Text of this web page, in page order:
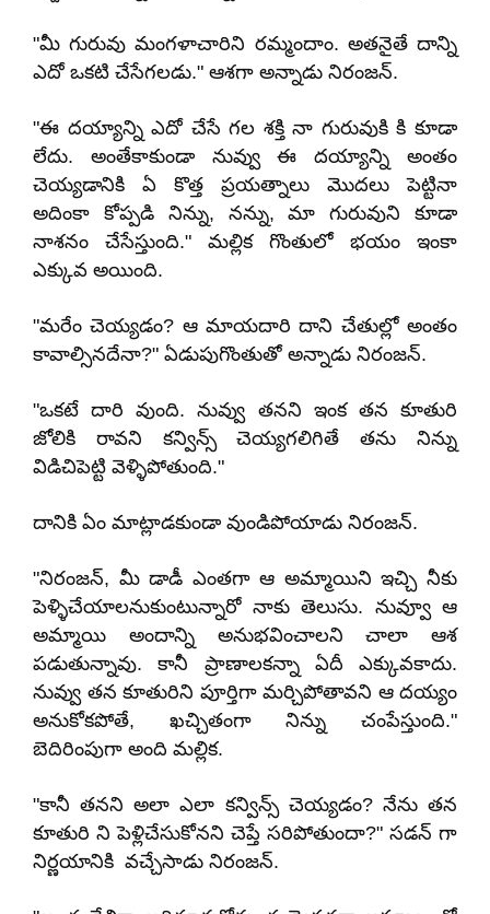
"మీ గురువు మంగళాచారిని రమ్మందాం. అతనైతే దాన్ని
ఎదో ఒకటి చేసేగలడు." ఆశగా అన్నాడు నిరంజన్.
"ఈ దయ్యాన్ని ఎదో చేసే గల శక్తి నా గురువుకి కి కూడా
లేదు. అంతేకాకుండా నువ్వు ఈ దయ్యాన్ని అంతం
చెయ్యడానికి ఏ కొత్త ప్రయత్నాలు మొదలు పెట్టినా
అదింకా కోప్పడి నిన్ను, నన్ను, మా గురువుని కూడా
నాశనం చేసేస్తుంది." మల్లిక గొంతులో భయం ఇంకా
ఎక్కువ అయింది.
"మరేం చెయ్యడం? ఆ మాయదారి దాని చేతుల్లో అంతం
కావాల్సినదేనా?" ఏడుపుగొంతుతో అన్నాడు నిరంజన్.
"ఒకటే దారి వుంది. నువ్వు తనని ఇంక తన కూతురి
జోలికి రావని కన్విన్స్ చెయ్యగలిగితే తను నిన్ను
విడిచిపెట్టి వెళ్ళిపోతుంది."
దానికి ఏం మాట్లాడకుండా వుండిపోయాడు నిరంజన్.
"నిరంజన్, మీ డాడీ ఎంతగా ఆ అమ్మాయిని ఇచ్చి నీకు
పెళ్ళిచేయాలనుకుంటున్నారో నాకు తెలుసు. నువ్వూ ఆ
అమ్మాయి అందాన్ని అనుభవించాలని చాలా ఆశ
పడుతున్నావు. కానీ ప్రాణాలకన్నా ఏదీ ఎక్కువకాదు.
నువ్వు తన కూతురిని పూర్తిగా మర్చిపోతావని ఆ దయ్యం
అనుకోకపోతే, ఖచ్చితంగా నిన్ను చంపేస్తుంది."
బెదిరింపుగా అంది మల్లిక.
"కానీ తనని అలా ఎలా కన్విన్స్ చెయ్యడం? నేను తన
కూతురి ని పెళ్లిచేసుకోనని చెప్తే సరిపోతుందా?" సడన్ గా
నిర్ణయానికి వచ్చేసాడు నిరంజన్.